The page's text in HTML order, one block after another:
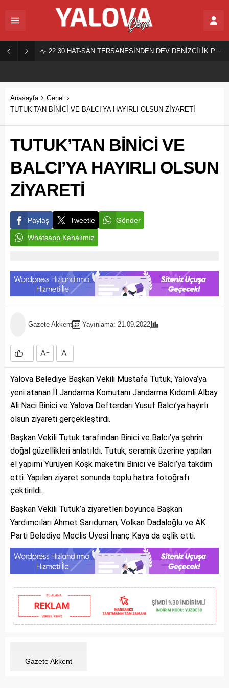
22:30 HAT-SAN TERSANESİNDEN DEV DENİZCİLİK PROJESİ!
Anasayfa
Genel
TUTUK’TAN BİNİCİ VE BALCI’YA HAYIRLI OLSUN ZİYARETİ
TUTUK’TAN BİNİCİ VE
BALCI’YA HAYIRLI OLSUN
ZİYARETİ
Paylaş Tweetle Gönder
Whatsapp Kanalımız
Gazete Akkent Yayınlama: 21.09.2022
A+ A-
Yalova Belediye Başkan Vekili Mustafa Tutuk, Yalova’ya
yeni atanan İl Jandarma Komutanı Jandarma Kıdemli Albay
Ali Naci Binici ve Yalova Defterdarı Yusuf Balcı’ya hayırlı
olsun ziyareti gerçekleştirdi.
Başkan Vekili Tutuk tarafından Binici ve Balcı’ya şehrin
doğal güzellikleri anlatıldı. Tutuk, seramik üzerine yapılan
el yapımı Yürüyen Köşk maketini Binici ve Balcı’ya takdim
etti. Yapılan ziyaret sonunda toplu hatıra fotoğrafı
çektirildi.
Başkan Vekili Tutuk’a ziyaretleri boyunca Başkan
Yardımcıları Ahmet Sarıduman, Volkan Dadaloğlu ve AK
Parti Belediye Meclis Üyesi İnanç Kaya da eşlik etti.
Gazete Akkent